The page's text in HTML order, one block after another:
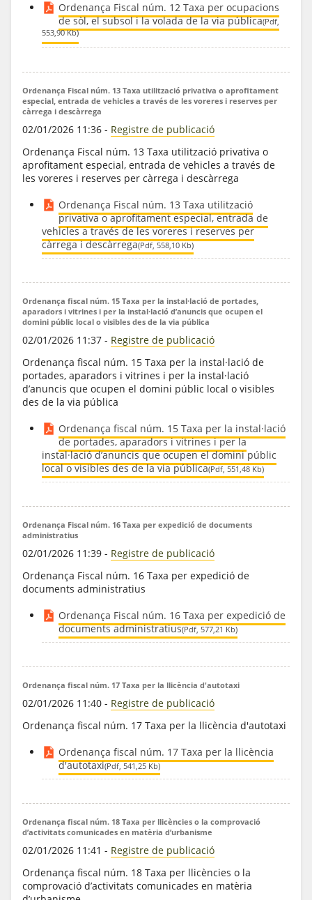
Ordenança Fiscal núm. 12 Taxa per ocupacions
de sòl, el subsol i la volada de la via pública(Pdf,
553,90 Kb)
Ordenança Fiscal núm. 13 Taxa utilització privativa o aprofitament
especial, entrada de vehicles a través de les voreres i reserves per
càrrega i descàrrega
02/01/2026 11:36 - Registre de publicació
Ordenança Fiscal núm. 13 Taxa utilització privativa o
aprofitament especial, entrada de vehicles a través de
les voreres i reserves per càrrega i descàrrega
Ordenança Fiscal núm. 13 Taxa utilització
privativa o aprofitament especial, entrada de
vehicles a través de les voreres i reserves per
càrrega i descàrrega(Pdf, 558,10 Kb)
Ordenança fiscal núm. 15 Taxa per la instal·lació de portades,
aparadors i vitrines i per la instal·lació d’anuncis que ocupen el
domini públic local o visibles des de la via pública
02/01/2026 11:37 - Registre de publicació
Ordenança fiscal núm. 15 Taxa per la instal·lació de
portades, aparadors i vitrines i per la instal·lació
d’anuncis que ocupen el domini públic local o visibles
des de la via pública
Ordenança fiscal núm. 15 Taxa per la instal·lació
de portades, aparadors i vitrines i per la
instal·lació d’anuncis que ocupen el domini públic
local o visibles des de la via pública(Pdf, 551,48 Kb)
Ordenança Fiscal núm. 16 Taxa per expedició de documents
administratius
02/01/2026 11:39 - Registre de publicació
Ordenança Fiscal núm. 16 Taxa per expedició de
documents administratius
Ordenança Fiscal núm. 16 Taxa per expedició de
documents administratius(Pdf, 577,21 Kb)
Ordenança fiscal núm. 17 Taxa per la llicència d'autotaxi
02/01/2026 11:40 - Registre de publicació
Ordenança fiscal núm. 17 Taxa per la llicència d'autotaxi
Ordenança fiscal núm. 17 Taxa per la llicència
d'autotaxi(Pdf, 541,25 Kb)
Ordenança fiscal núm. 18 Taxa per llicències o la comprovació
d’activitats comunicades en matèria d’urbanisme
02/01/2026 11:41 - Registre de publicació
Ordenança fiscal núm. 18 Taxa per llicències o la
comprovació d’activitats comunicades en matèria